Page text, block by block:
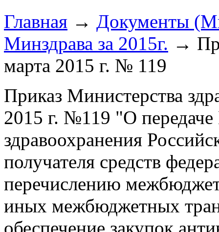
Главная → Документы
Минздрава за 2015г. →
марта 2015 г. № 119
Приказ Министерства
2015 г. №119 "О
здравоохранения
получателя средств
перечислению
иных межбюджетных
обеспечение закупок